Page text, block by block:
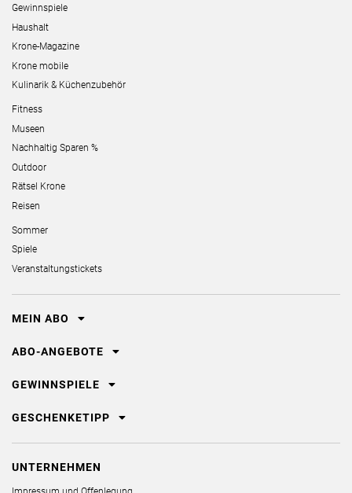
Gewinnspiele
Haushalt
Krone-Magazine
Krone mobile
Kulinarik & Küchenzubehör
Fitness
Museen
Nachhaltig Sparen %
Outdoor
Rätsel Krone
Reisen
Sommer
Spiele
Veranstaltungstickets
MEIN ABO
ABO-ANGEBOTE
GEWINNSPIELE
GESCHENKETIPP
UNTERNEHMEN